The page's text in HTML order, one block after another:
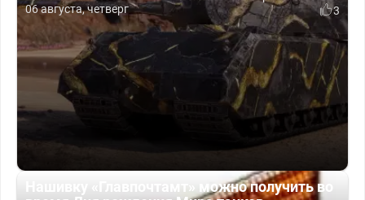
06 августа, четверг
3
Нашивку «Главпочтамт» можно получить во